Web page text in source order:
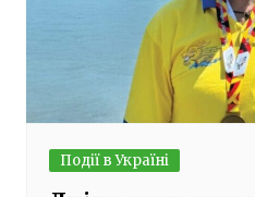
Події в Україні